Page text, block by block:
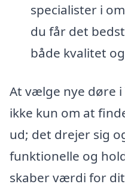
specialister i
du får det
både kvalitet
At vælge nye døre
ikke kun om at
ud; det drejer sig
funktionelle og
skaber værdi for